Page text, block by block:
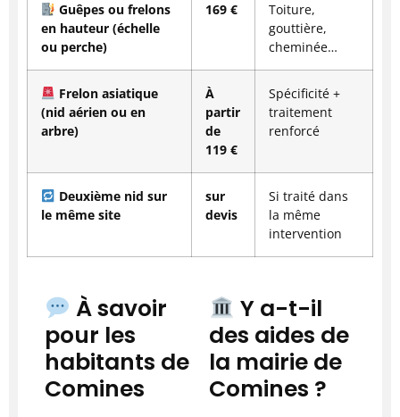
Guêpes ou frelons
en hauteur (échelle
ou perche)
169 €
Toiture,
gouttière,
cheminée…
Frelon asiatique
(nid aérien ou en
arbre)
À
partir
de
119 €
Spécificité +
traitement
renforcé
Deuxième nid sur
le même site
sur
devis
Si traité dans
la même
intervention
À savoir
pour les
habitants de
Comines
Y a-t-il
des aides de
la mairie de
Comines ?